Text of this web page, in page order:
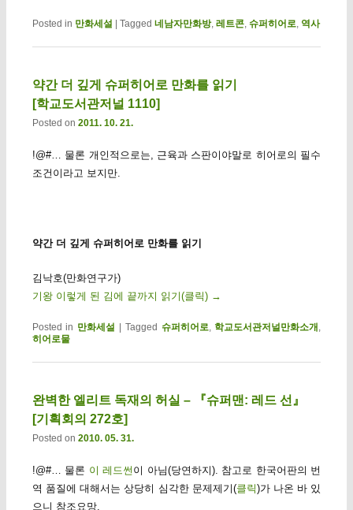
Posted in 만화세설 Tagged 네남자만화방, 레트콘, 슈퍼히어로, 역사
약간 더 깊게 슈퍼히어로 만화를 읽기
[학교도서관저널 1110]
Posted on 2011. 10. 21.
!@#… 물론 개인적으로는, 근육과 스판이야말로 히어로의 필수
조건이라고 보지만.
약간 더 깊게 슈퍼히어로 만화를 읽기
김낙호(만화연구가)
기왕 이렇게 된 김에 끝까지 읽기(클릭) →
Posted in 만화세설 | Tagged 슈퍼히어로, 학교도서관저널만화소개,
히어로물
완벽한 엘리트 독재의 허실 – 『슈퍼맨: 레드 선』
[기획회의 272호]
Posted on 2010. 05. 31.
!@#… 물론 이 레드썬 이 아님(당연하지). 참고로 한국어판의 번
역 품질에 대해서는 상당히 심각한 문제제기(클릭)가 나온 바 있
으니 참조요망.